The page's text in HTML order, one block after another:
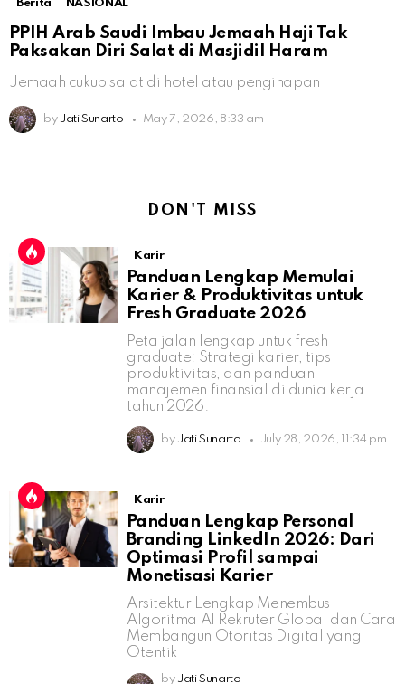
Berita NASIONAL
PPIH Arab Saudi Imbau Jemaah Haji Tak
Paksakan Diri Salat di Masjidil Haram
Jemaah cukup salat di hotel atau penginapan
by Jati Sunarto May 7, 2026, 8:33 am
DON'T MISS
Karir
Panduan Lengkap Memulai
Karier & Produktivitas untuk
Fresh Graduate 2026
Peta jalan lengkap untuk fresh
graduate: Strategi karier, tips
produktivitas, dan panduan
manajemen finansial di dunia kerja
tahun 2026.
by Jati Sunarto July 28, 2026, 11:34 pm
Karir
Panduan Lengkap Personal
Branding LinkedIn 2026: Dari
Optimasi Profil sampai
Monetisasi Karier
Arsitektur Lengkap Menembus
Algoritma AI Rekruter Global dan Cara
Membangun Otoritas Digital yang
Otentik
by Jati Sunarto